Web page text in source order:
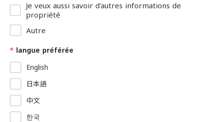
Je veux aussi savoir d'autres informations de
propriété
Autre
* langue préférée
English
日本語
中文
한국